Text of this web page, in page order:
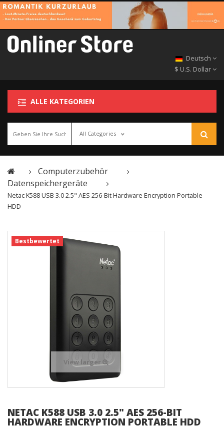
Deutsch
$ U.S. Dollar
ALLE KATEGORIEN
All Categories
Computerzubehör
Datenspeichergeräte
Netac K588 USB 3.0 2.5" AES 256-Bit Hardware Encryption Portable
HDD
Bestbewertet
View larger
NETAC K588 USB 3.0 2.5" AES 256-BIT
HARDWARE ENCRYPTION PORTABLE HDD